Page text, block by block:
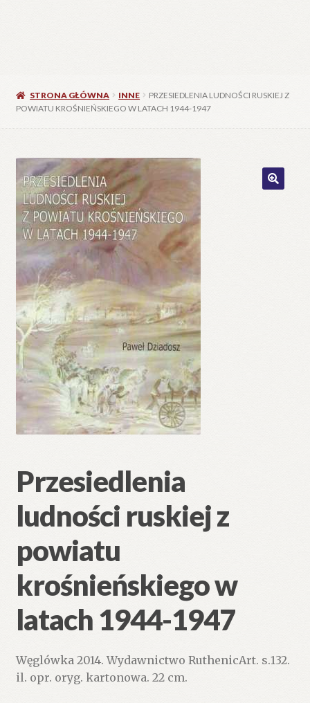
STRONA GŁÓWNA INNE
PRZESIEDLENIA LUDNOŚCI RUSKIEJ Z
POWIATU KROŚNIEŃSKIEGO W LATACH 1944-1947
Przesiedlenia
ludności ruskiej z
powiatu
krośnieńskiego w
latach 1944-1947
Węglówka 2014. Wydawnictwo RuthenicArt. s.132.
il. opr. oryg. kartonowa. 22 cm.